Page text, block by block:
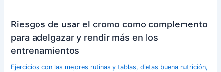
Riesgos de usar el cromo como complemento
para adelgazar y rendir más en los
entrenamientos
Ejercicios con las mejores rutinas y tablas, dietas buena nutrición,